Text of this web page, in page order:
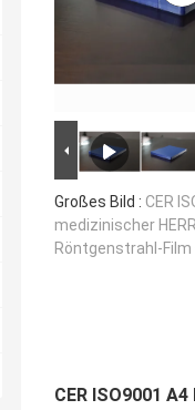
Großes Bild : CER
medizinischer
Röntgenstrahl-Film
CER ISO9001